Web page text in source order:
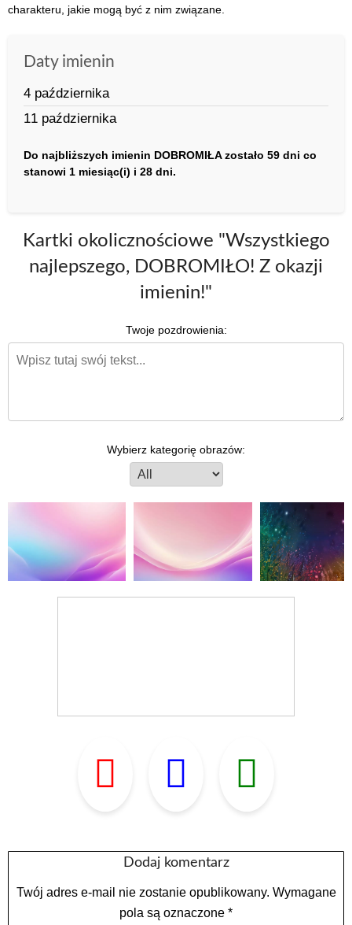
charakteru, jakie mogą być z nim związane.
Daty imienin
4 października
11 października
Do najbliższych imienin DOBROMIŁA zostało 59 dni co
stanowi 1 miesiąc(i) i 28 dni.
Kartki okolicznościowe "Wszystkiego
najlepszego, DOBROMIŁO! Z okazji
imienin!"
Twoje pozdrowienia:
Wybierz kategorię obrazów:
Dodaj komentarz
Twój adres e-mail nie zostanie opublikowany. Wymagane
pola są oznaczone *